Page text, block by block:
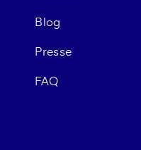
Blog
Presse
FAQ